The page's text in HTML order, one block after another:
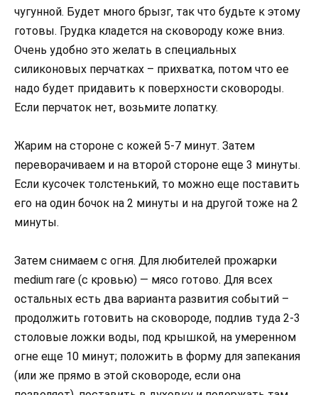
чугунной. Будет много брызг, так что будьте к этому
готовы. Грудка кладется на сковороду коже вниз.
Очень удобно это желать в специальных
силиконовых перчатках – прихватка, потом что ее
надо будет придавить к поверхности сковороды.
Если перчаток нет, возьмите лопатку.
Жарим на стороне с кожей 5-7 минут. Затем
переворачиваем и на второй стороне еще 3 минуты.
Если кусочек толстенький, то можно еще поставить
его на один бочок на 2 минуты и на другой тоже на 2
минуты.
Затем снимаем с огня. Для любителей прожарки
medium rare (с кровью) — мясо готово. Для всех
остальных есть два варианта развития событий –
продолжить готовить на сковороде, подлив туда 2-3
столовые ложки воды, под крышкой, на умеренном
огне еще 10 минут; положить в форму для запекания
(или же прямо в этой сковороде, если она